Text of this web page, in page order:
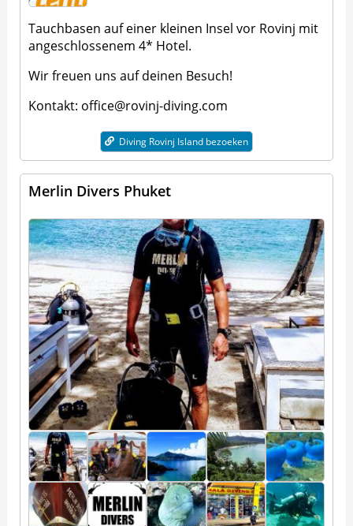
Tauchbasen auf einer kleinen Insel vor Rovinj mit
angeschlossenem 4* Hotel.
Wir freuen uns auf deinen Besuch!
Kontakt: office@rovinj-diving.com
Diving Rovinj Island bezoeken
Merlin Divers Phuket